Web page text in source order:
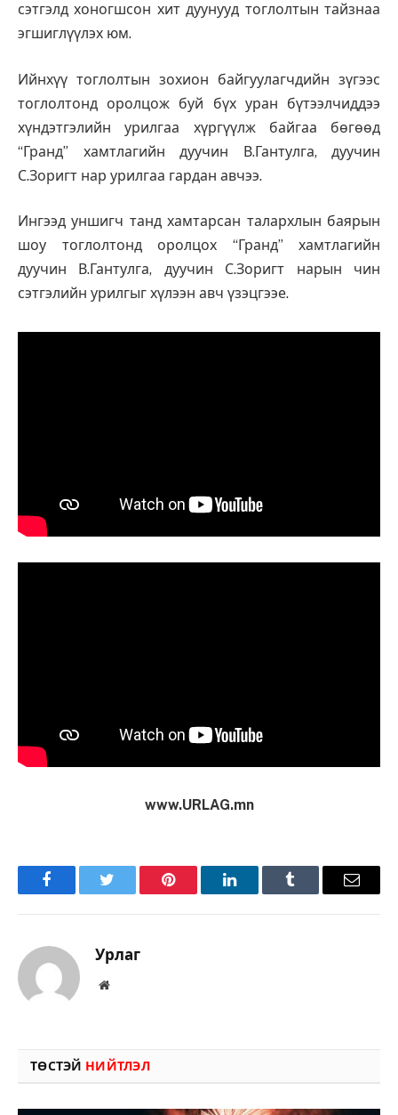
сэтгэлд хоногшсон хит дуунууд тоглолтын тайзнаа
эгшиглүүлэх юм.
Ийнхүү тоглолтын зохион байгуулагчдийн зүгээс
тоглолтонд оролцож буй бүх уран бүтээлчиддээ
хүндэтгэлийн урилгаа хүргүүлж байгаа бөгөөд
“Гранд” хамтлагийн дуучин В.Гантулга, дуучин
С.Зоригт нар урилгаа гардан авчээ.
Ингээд уншигч танд хамтарсан талархлын баярын
шоу тоглолтонд оролцох “Гранд” хамтлагийн
дуучин В.Гантулга, дуучин С.Зоригт нарын чин
сэтгэлийн урилгыг хүлээн авч үзэцгээе.
www.URLAG.mn
FacebookTwitter Pinterest LinkedInTumblr Имэйл
Урлаг
Вэбсайт
ТӨСТЭЙ НИЙТЛЭЛ